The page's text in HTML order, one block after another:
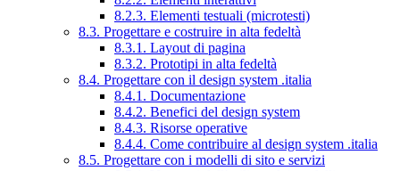
8.2.3. Elementi testuali (microtesti)
8.3. Progettare e costruire in alta fedeltà
8.3.1. Layout di pagina
8.3.2. Prototipi in alta fedeltà
8.4. Progettare con il design system .italia
8.4.1. Documentazione
8.4.2. Benefici del design system
8.4.3. Risorse operative
8.4.4. Come contribuire al design system .italia
8.5. Progettare con i modelli di sito e servizi